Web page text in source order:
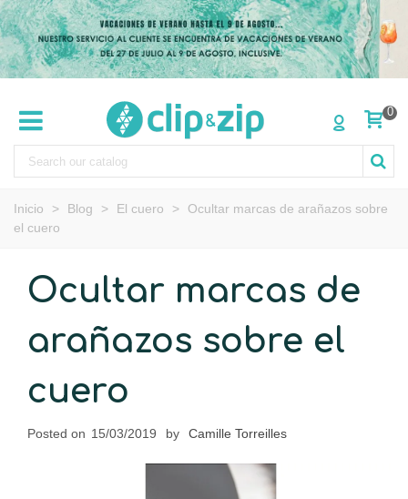
0
Inicio > Blog > El cuero >
Ocultar marcas de arañazos sobre
el cuero
Ocultar marcas de
arañazos sobre el
cuero
Posted on 15/03/2019 by Camille Torreilles